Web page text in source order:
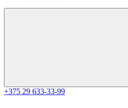
+375 29 633-33-99